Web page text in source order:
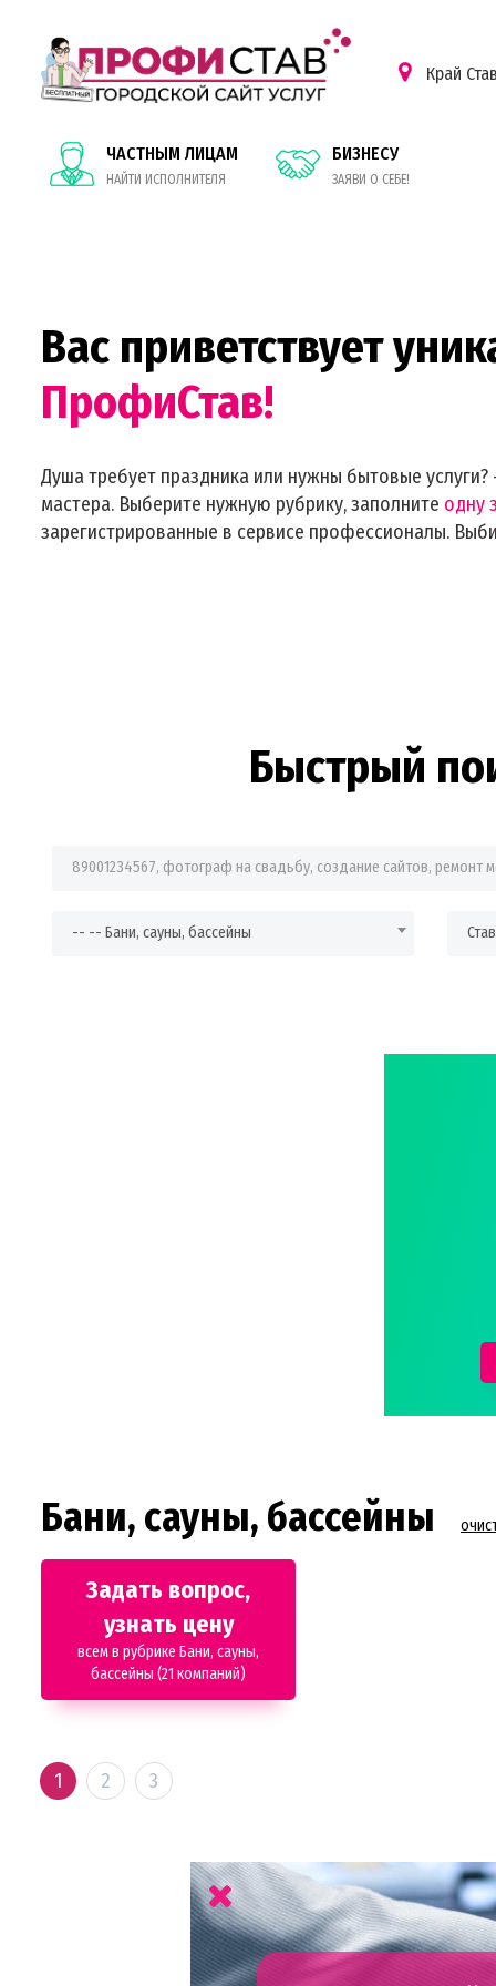
Край
ЧАСТНЫМ ЛИЦАМ
НАЙТИ ИСПОЛНИТЕЛЯ
БИЗНЕСУ
ЗАЯВИ О СЕБЕ!
Вас приветствует
ПрофиСтав!
Душа требует праздника или нужны бытовые
мастера. Выберите нужную рубрику, заполните одну
зарегистрированные в сервисе профессионалы.
Быстрый
Фраза для поиска
-- -- Бани, сауны, бассейны
Бани, сауны, бассейны
Задать вопрос,
узнать цену
всем в рубрике Бани, сауны,
бассейны (21 компаний)
1 2 3